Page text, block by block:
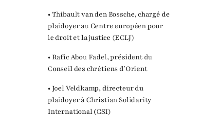
• Thibault van den Bossche, chargé de
plaidoyer au Centre européen pour
le droit et la justice (ECLJ)
• Rafic Abou Fadel, président du
Conseil des chrétiens d’Orient
• Joel Veldkamp, directeur du
plaidoyer à Christian Solidarity
International (CSI)